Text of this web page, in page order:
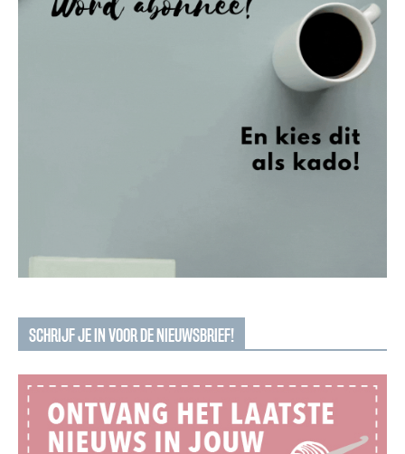
SCHRIJF JE IN VOOR DE NIEUWSBRIEF!